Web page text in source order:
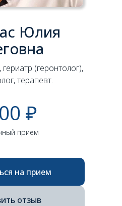
Юлия
(геронтолог),
терапевт.
прием
на прием
отзыв
₽